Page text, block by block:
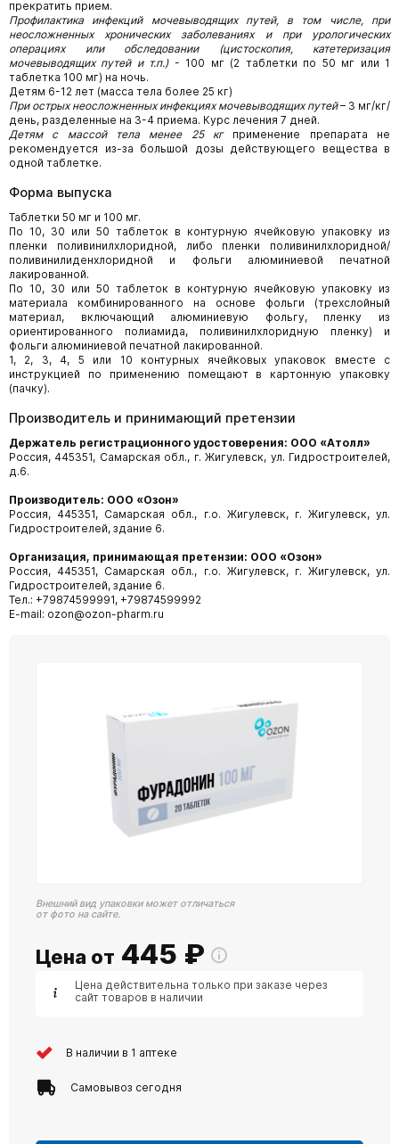
прекратить прием.
Профилактика инфекций мочевыводящих путей, в том числе, при
неосложненных хронических заболеваниях и при урологических
операциях или обследовании (цистоскопия, катетеризация
мочевыводящих путей и т.п.)- 100 мг (2 таблетки по 50 мг или 1
таблетка 100 мг) на ночь.
Детям 6-12 лет (масса тела более 25 кг)
При острых неосложненных инфекциях мочевыводящих путей– 3 мг/кг/
день, разделенные на 3-4 приема. Курс лечения 7 дней.
Детям с массой тела менее 25 кгприменение препарата не
рекомендуется из-за большой дозы действующего вещества в
одной таблетке.
Форма выпуска
Таблетки 50 мг и 100 мг.
По 10, 30 или 50 таблеток в контурную ячейковую упаковку из
пленки поливинилхлоридной, либо пленки поливинилхлоридной/
поливинилиденхлоридной и фольги алюминиевой печатной
лакированной.
По 10, 30 или 50 таблеток в контурную ячейковую упаковку из
материала комбинированного на основе фольги (трехслойный
материал, включающий алюминиевую фольгу, пленку из
ориентированного полиамида, поливинилхлоридную пленку) и
фольги алюминиевой печатной лакированной.
1, 2, 3, 4, 5 или 10 контурных ячейковых упаковок вместе с
инструкцией по применению помещают в картонную упаковку
(пачку).
Производитель и принимающий претензии
Держатель регистрационного удостоверения: ООО «Атолл»
Россия, 445351, Самарская обл., г. Жигулевск, ул. Гидростроителей,
д.6.
Производитель: ООО «Озон»
Россия, 445351, Самарская обл., г.о. Жигулевск, г. Жигулевск, ул.
Гидростроителей, здание 6.
Организация, принимающая претензии: ООО «Озон»
Россия, 445351, Самарская обл., г.о. Жигулевск, г. Жигулевск, ул.
Гидростроителей, здание 6.
Тел.: +79874599991, +79874599992
E-mail: ozon@ozon-pharm.ru
Внешний вид упаковки может отличаться
от фото на сайте.
Цена от 445 ₽
Цена действительна только при заказе через
сайт товаров в наличии
В наличии в 1 аптеке
Самовывоз сегодня